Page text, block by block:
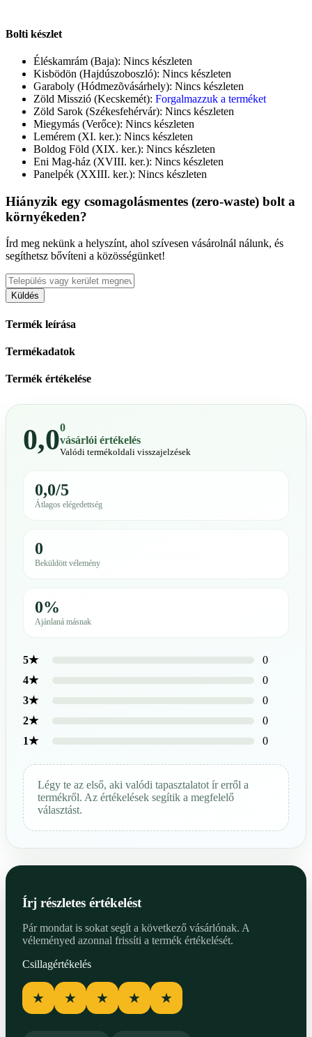
Bolti készlet
Éléskamrám (Baja): Nincs készleten
Kisbödön (Hajdúszoboszló): Nincs készleten
Garaboly (Hódmezõvásárhely): Nincs készleten
Zöld Misszió (Kecskemét): Forgalmazzuk a terméket
Zöld Sarok (Székesfehérvár): Nincs készleten
Miegymás (Verőce): Nincs készleten
Lemérem (XI. ker.): Nincs készleten
Boldog Föld (XIX. ker.): Nincs készleten
Eni Mag-ház (XVIII. ker.): Nincs készleten
Panelpék (XXIII. ker.): Nincs készleten
Hiányzik egy csomagolásmentes (zero-waste) bolt a
környékeden?
Írd meg nekünk a helyszínt, ahol szívesen vásárolnál nálunk, és
segíthetsz bővíteni a közösségünket!
Küldés
Termék leírása
Termékadatok
Termék értékelése
0,00
vásárlói értékelés
Valódi termékoldali visszajelzések
0,0/5
Átlagos elégedettség
0
Beküldött vélemény
0%
Ajánlaná másnak
5★
0
4★
0
3★
0
2★
0
1★
0
Légy te az első, aki valódi tapasztalatot ír erről a
termékről. Az értékelések segítik a megfelelő
választást.
Írj részletes értékelést
Pár mondat is sokat segít a következő vásárlónak. A
véleményed azonnal frissíti a termék értékelését.
Csillagértékelés
★ ★ ★ ★ ★